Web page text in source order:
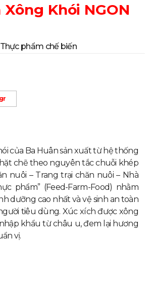
Khói NGON
Thực phẩm chế biến
của Ba Huân sản xuất từ hệ thống
chẽ theo nguyên tắc chuỗi khép
nuôi – Trang trại chăn nuôi – Nhà
phẩm” (Feed-Farm-Food) nhằm
dưỡng cao nhất và vệ sinh an toàn
tiêu dùng. Xúc xích được xông
khẩu từ châu u, đem lại hương
vị.